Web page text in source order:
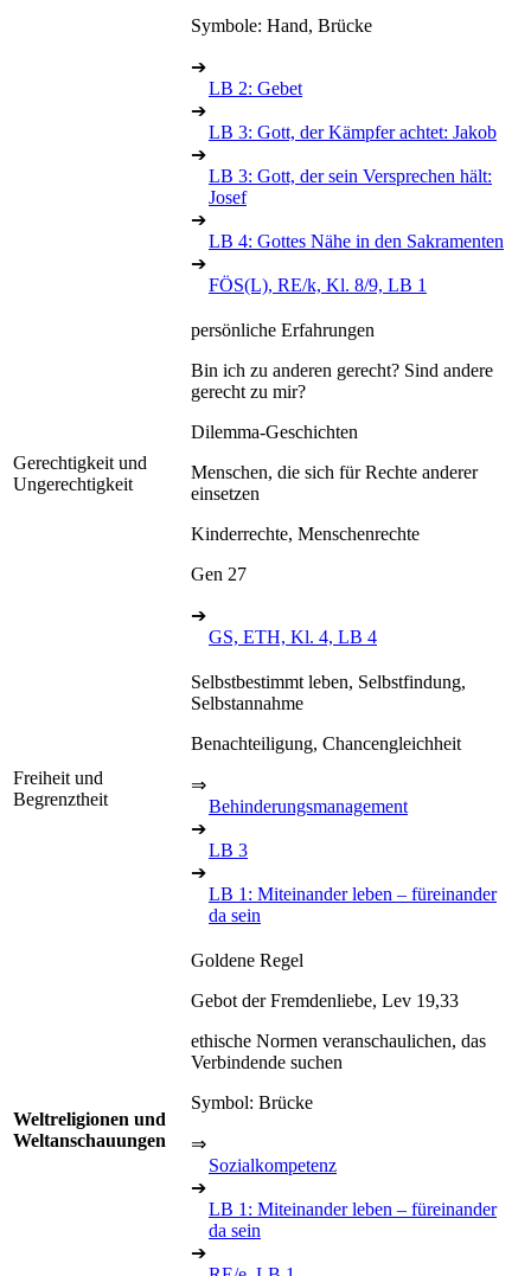
Symbole: Hand, Brücke
➔
LB 2: Gebet
➔
LB 3: Gott, der Kämpfer achtet: Jakob
➔
LB 3: Gott, der sein Versprechen hält:
Josef
➔
LB 4: Gottes Nähe in den Sakramenten
➔
FÖS(L), RE/k, Kl. 8/9, LB 1
Gerechtigkeit und
Ungerechtigkeit
persönliche Erfahrungen
Bin ich zu anderen gerecht? Sind andere
gerecht zu mir?
Dilemma-Geschichten
Menschen, die sich für Rechte anderer
einsetzen
Kinderrechte, Menschenrechte
Gen 27
➔
GS, ETH, Kl. 4, LB 4
Freiheit und
Begrenztheit
Selbstbestimmt leben, Selbstfindung,
Selbstannahme
Benachteiligung, Chancengleichheit
⇒
Behinderungsmanagement
➔
LB 3
➔
LB 1: Miteinander leben – füreinander
da sein
Weltreligionen und
Weltanschauungen
Goldene Regel
Gebot der Fremdenliebe, Lev 19,33
ethische Normen veranschaulichen, das
Verbindende suchen
Symbol: Brücke
⇒
Sozialkompetenz
➔
LB 1: Miteinander leben – füreinander
da sein
➔